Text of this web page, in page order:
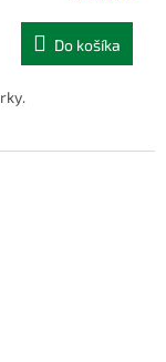
Do košíka